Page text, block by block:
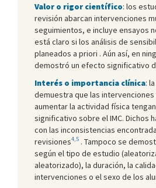
Valor o rigor científico: los
revisión abarcan intervenciones
seguimientos, e incluye ensayos
está claro si los análisis de
planeados a priori . Aún así, en
demostró un efecto significativo
Interés o importancia clínica:
demuestra que las intervenciones
aumentar la actividad física
significativo sobre el IMC. Dichos
con las inconsistencias
revisiones4,5 . Tampoco se
según el tipo de estudio
aleatorizado), la duración, la
intervenciones o el sexo de los